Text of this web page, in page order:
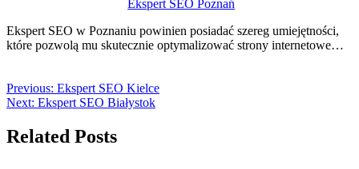
Ekspert SEO Poznań
Ekspert SEO w Poznaniu powinien posiadać szereg umiejętności,
które pozwolą mu skutecznie optymalizować strony internetowe…
Previous: Ekspert SEO Kielce
Next: Ekspert SEO Białystok
Related Posts